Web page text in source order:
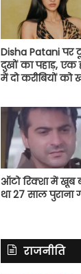
Disha Patani पर
दुखों का पहाड़, एक
में दो करीबियों को
ऑटो रिक्शा में खूब
था 27 साल पुराना
राजनीति